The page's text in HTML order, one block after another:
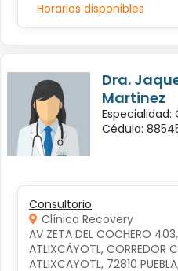
Horarios disponibles
Dra.
Martinez
Cédula:
Consultorio
Clínica Recovery
AV ZETA DEL COCHERO 403,
ATLIXCÁYOTL, CORREDOR
ATLIXCAYOTL, 72810